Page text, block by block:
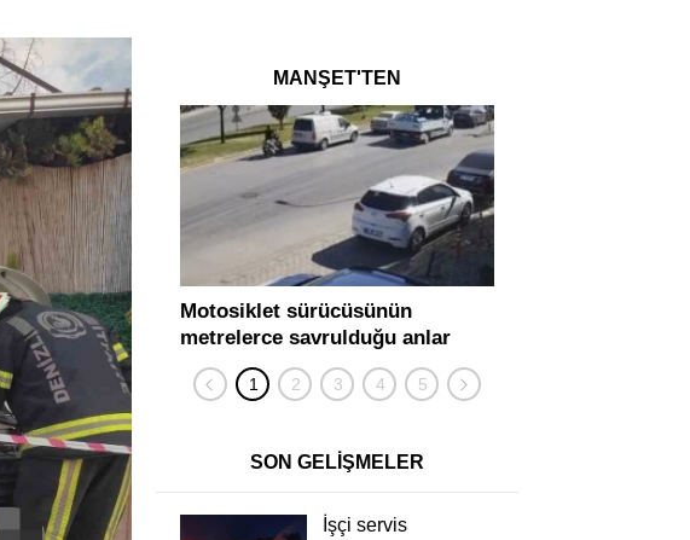
MANŞET'TEN
Motosiklet sürücüsünün
metrelerce savrulduğu anlar
güvenlik kamerasında
SON GELİŞMELER
İşçi servis